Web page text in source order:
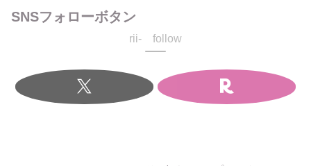
SNSフォローボタン
rii- follow